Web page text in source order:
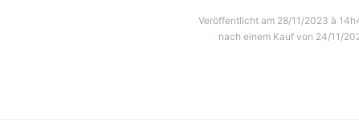
Veröffentlicht am 28/11/2023 à
nach einem Kauf von 24/11/